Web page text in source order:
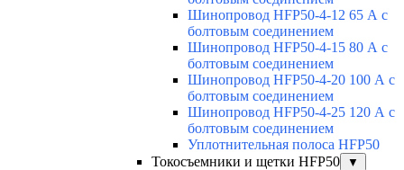
Шинопровод HFP50-4-12 65 А с
болтовым соединением
Шинопровод HFP50-4-15 80 А с
болтовым соединением
Шинопровод HFP50-4-20 100 А с
болтовым соединением
Шинопровод HFP50-4-25 120 А с
болтовым соединением
Уплотнительная полоса HFP50
Токосъемники и щетки HFP50
▼